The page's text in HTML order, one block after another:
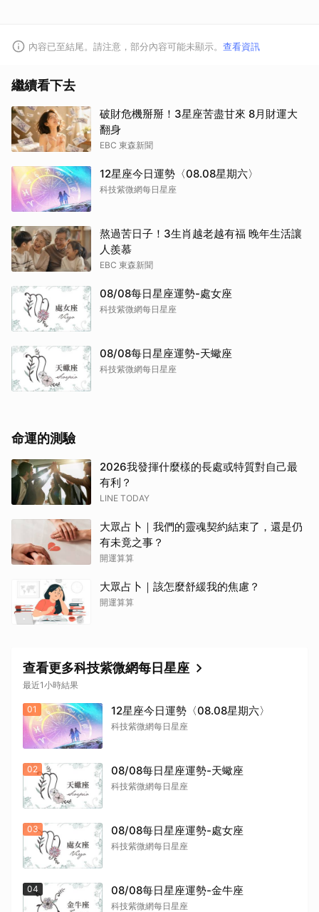
內容已至結尾。請注意，部分內容可能未顯示。 查看資訊
繼續看下去
破財危機掰掰！3星座苦盡甘來 8月財運大
翻身
EBC 東森新聞
12星座今日運勢〈08.08星期六〉
科技紫微網每日星座
熬過苦日子！3生肖越老越有福 晚年生活讓
人羨慕
EBC 東森新聞
08/08每日星座運勢-處女座
科技紫微網每日星座
08/08每日星座運勢-天蠍座
科技紫微網每日星座
命運的測驗
2026我發揮什麼樣的長處或特質對自己最
有利？
LINE TODAY
大眾占卜｜我們的靈魂契約結束了，還是仍
有未竟之事？
開運算算
大眾占卜｜該怎麼舒緩我的焦慮？
開運算算
查看更多科技紫微網每日星座
最近1小時結果
01 12星座今日運勢〈08.08星期六〉
科技紫微網每日星座
02 08/08每日星座運勢-天蠍座
科技紫微網每日星座
03 08/08每日星座運勢-處女座
科技紫微網每日星座
04 08/08每日星座運勢-金牛座
科技紫微網每日星座